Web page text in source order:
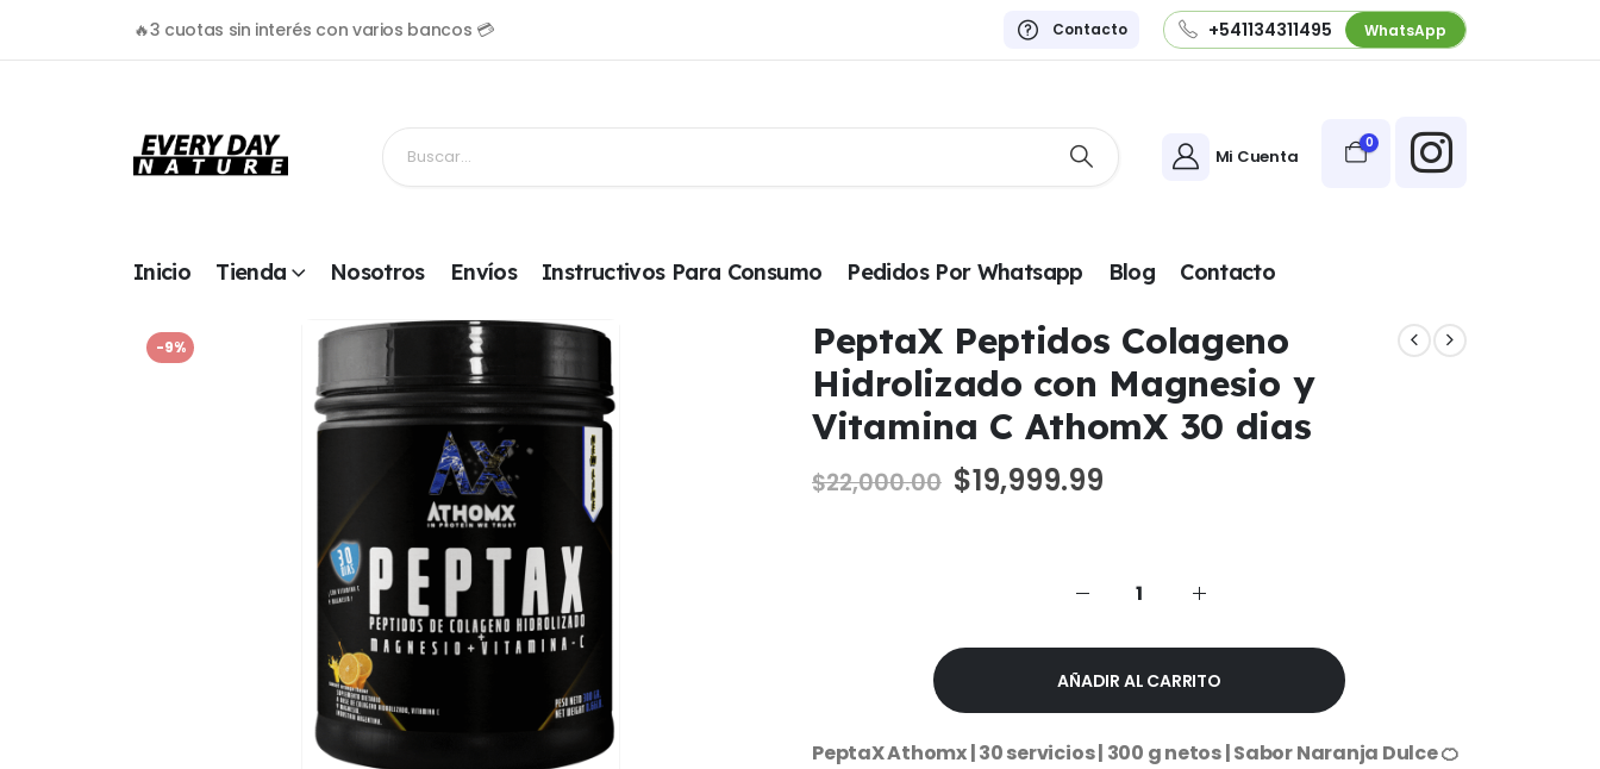
🔥3 cuotas sin interés con varios bancos 💳 Contacto +541134311495 WhatsApp
Mi Cuenta
0
Inicio Tienda Nosotros Envíos Instructivos Para Consumo Pedidos Por Whatsapp Blog Contacto
-9%
PeptaX Peptidos Colageno
Hidrolizado con Magnesio y
Vitamina C AthomX 30 dias
$22,000.00 El
precio
$22,000.00.
$19,999.99
$19,999.99.
AÑADIR AL CARRITO
PeptaX Athomx | 30 servicios | 300 g netos | Sabor Naranja Dulce 🍊